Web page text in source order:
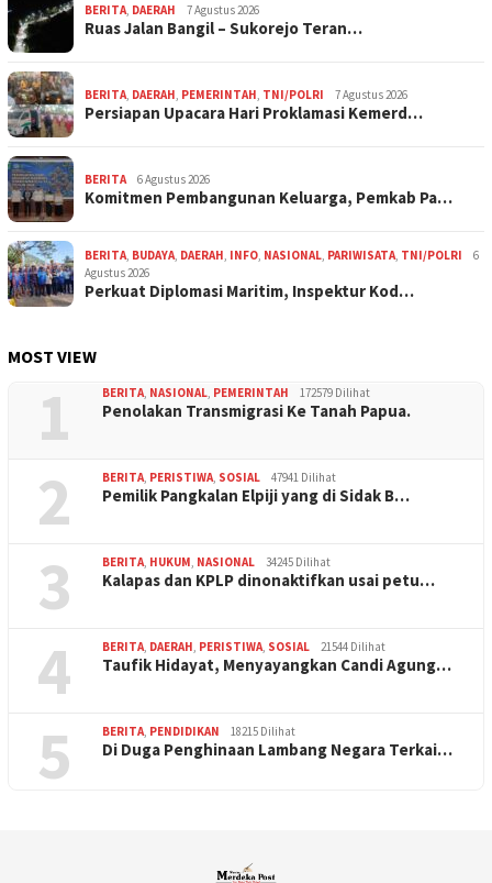
BERITA DAERAH 7 Agustus 2026
Ruas Jalan Bangil – Sukorejo Teran…
BERITA DAERAH PEMERINTAH TNI/POLRI 7 Agustus 2026
Persiapan Upacara Hari Proklamasi Kemerd…
BERITA 6 Agustus 2026
Komitmen Pembangunan Keluarga, Pemkab Pa…
BERITA BUDAYA DAERAH INFO NASIONAL PARIWISATA TNI/POLRI
6
Agustus 2026
Perkuat Diplomasi Maritim, Inspektur Kod…
MOST VIEW
1 BERITA NASIONAL PEMERINTAH 172579 Dilihat
Penolakan Transmigrasi Ke Tanah Papua.
2 BERITA PERISTIWA SOSIAL 47941 Dilihat
Pemilik Pangkalan Elpiji yang di Sidak B…
3 BERITA HUKUM NASIONAL 34245 Dilihat
Kalapas dan KPLP dinonaktifkan usai petu…
4 BERITA DAERAH PERISTIWA SOSIAL 21544 Dilihat
Taufik Hidayat, Menyayangkan Candi Agung…
5 BERITA PENDIDIKAN 18215 Dilihat
Di Duga Penghinaan Lambang Negara Terkai…